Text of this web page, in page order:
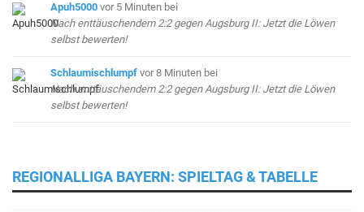
Apuh5000 vor 5 Minuten bei
Nach enttäuschendem 2:2 gegen Augsburg II: Jetzt die Löwen
selbst bewerten!
Schlaumischlumpf vor 8 Minuten bei
Nach enttäuschendem 2:2 gegen Augsburg II: Jetzt die Löwen
selbst bewerten!
REGIONALLIGA BAYERN: SPIELTAG & TABELLE